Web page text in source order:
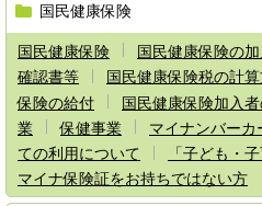
国民健康保険
国民健康保険
国民健康保険の
確認書等
国民健康保険税の計
保険の給付
国民健康保険加入
業
保健事業
マイナンバーカ
ての利用について
「子ども・
マイナ保険証をお持ちではない方